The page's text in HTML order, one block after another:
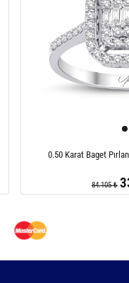
0.50 Karat Baget
84.105 ₺